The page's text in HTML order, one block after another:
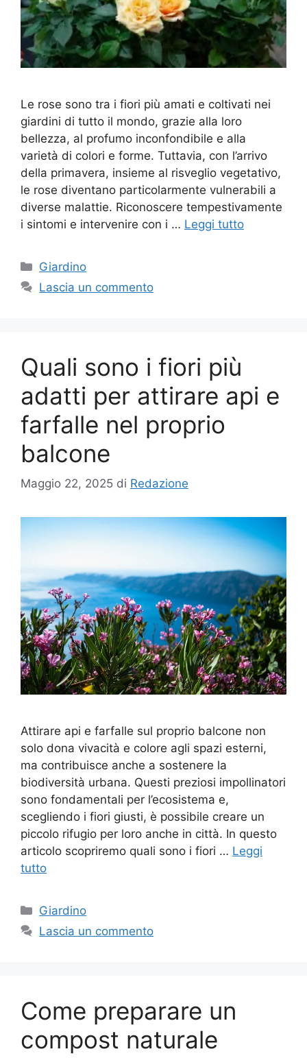
Le rose sono tra i fiori più amati e coltivati nei
giardini di tutto il mondo, grazie alla loro
bellezza, al profumo inconfondibile e alla
varietà di colori e forme. Tuttavia, con l’arrivo
della primavera, insieme al risveglio vegetativo,
le rose diventano particolarmente vulnerabili a
diverse malattie. Riconoscere tempestivamente
i sintomi e intervenire con i … Leggi tutto
Categorie
Giardino
Lascia un commento
Quali sono i fiori più
adatti per attirare api e
farfalle nel proprio
balcone
Maggio 22, 2025 di Redazione
Attirare api e farfalle sul proprio balcone non
solo dona vivacità e colore agli spazi esterni,
ma contribuisce anche a sostenere la
biodiversità urbana. Questi preziosi impollinatori
sono fondamentali per l’ecosistema e,
scegliendo i fiori giusti, è possibile creare un
piccolo rifugio per loro anche in città. In questo
articolo scopriremo quali sono i fiori … Leggi
tutto
Categorie
Giardino
Lascia un commento
Come preparare un
compost naturale